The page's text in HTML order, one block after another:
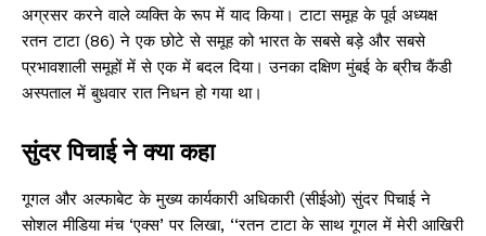
अग्रसर करने वाले व्यक्ति के रूप में याद किया। टाटा समूह के पूर्व अध्यक्ष
रतन टाटा (86) ने एक छोटे से समूह को भारत के सबसे बड़े और सबसे
प्रभावशाली समूहों में से एक में बदल दिया। उनका दक्षिण मुंबई के ब्रीच कैंडी
अस्पताल में बुधवार रात निधन हो गया था।
सुंदर पिचाई ने क्या कहा
गूगल और अल्फाबेट के मुख्य कार्यकारी अधिकारी (सीईओ) सुंदर पिचाई ने
सोशल मीडिया मंच ‘एक्स’ पर लिखा, ‘‘रतन टाटा के साथ गूगल में मेरी आखिरी